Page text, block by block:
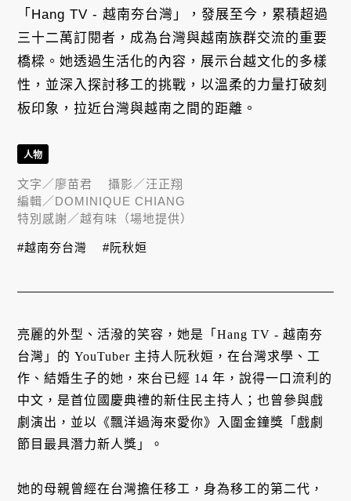
「Hang TV - 越南夯台灣」，發展至今，累積超過
三十二萬訂閱者，成為台灣與越南族群交流的重要
橋樑。她透過生活化的內容，展示台越文化的多樣
性，並深入探討移工的挑戰，以溫柔的力量打破刻
板印象，拉近台灣與越南之間的距離。
亮麗的外型、活潑的笑容，她是「Hang TV - 越南夯
台灣」的 YouTuber 主持人阮秋姮，在台灣求學、工
作、結婚生子的她，來台已經 14 年，說得一口流利的
中文，是首位國慶典禮的新住民主持人；也曾參與戲
劇演出，並以《飄洋過海來愛你》入圍金鐘獎「戲劇
節目最具潛力新人獎」。
她的母親曾經在台灣擔任移工，身為移工的第二代，
人物
文字／廖苗君 攝影／汪正翔
編輯／DOMINIQUE CHIANG
特別感謝／越有味（場地提供）
#越南夯台灣 #阮秋姮